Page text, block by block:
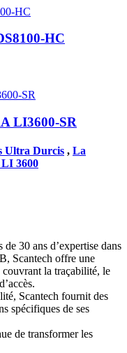
HC
LI3600-SR
Ultra Durcis , La
LI 3600
30 ans d’expertise dans
Scantech offre une
la traçabilité, le
Scantech fournit des
spécifiques de ses
de transformer les